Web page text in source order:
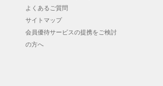
よくあるご質問
サイトマップ
会員優待サービスの提携をご検討
の方へ